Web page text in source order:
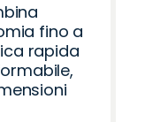
fino a
rapida